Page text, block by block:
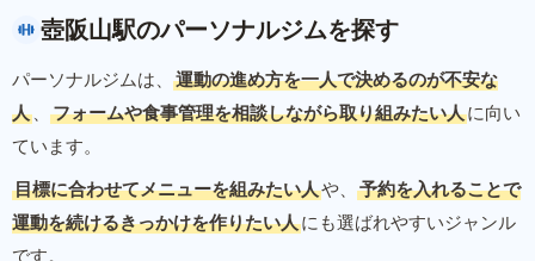
壺阪山駅のパーソナルジムを探す
パーソナルジムは、
運動の進め方を一人で決めるのが不安な
人 、 フォームや食事管理を相談しながら取り組みたい人に向い
ています。
目標に合わせてメニューを組みたい人や、
予約を入れることで
運動を続けるきっかけを作りたい人にも選ばれやすいジャンル
です。